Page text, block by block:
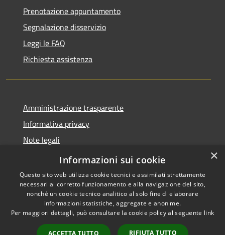
Prenotazione appuntamento
Segnalazione disservizio
Leggi le FAQ
Richiesta assistenza
Amministrazione trasparente
Informativa privacy
Note legali
Dichiarazione di accessibilità
Accessibilità
Copyright © 2026 • Comune di
Badolato • Powered by
Municipium• Accesso
×
Informazioni sui cookie
Questo sito web utilizza cookie tecnici e assimilati strettamente
necessari al corretto funzionamento e alla navigazione del sito,
nonché un cookie tecnico analitico al solo fine di elaborare
informazioni statistiche, aggregate e anonime.
Per maggiori dettagli, può consultare la cookie policy al seguente link
ACCETTA TUTTO RIFIUTA TUTTO